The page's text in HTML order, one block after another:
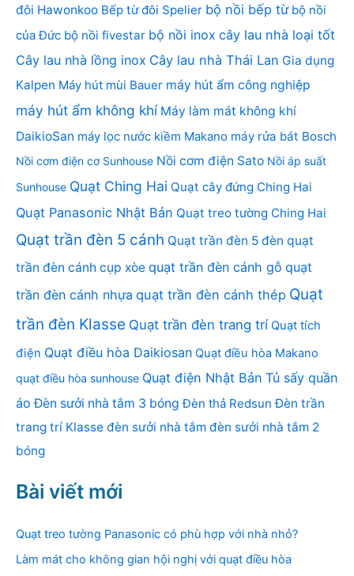
đôi Hawonkoo Bếp từ đôi Spelier bộ nồi bếp từ bộ nồi
của Đức bộ nồi fivestar bộ nồi inox cây lau nhà loại tốt
Cây lau nhà lồng inox Cây lau nhà Thái Lan Gia dụng
Kalpen Máy hút mùi Bauer máy hút ẩm công nghiệp
máy hút ẩm không khí Máy làm mát không khí
DaikioSan máy lọc nước kiềm Makano máy rửa bát Bosch
Nồi cơm điện cơ Sunhouse Nồi cơm điện Sato Nồi áp suất
Sunhouse Quạt Ching Hai Quạt cây đứng Ching Hai
Quạt Panasonic Nhật Bản Quạt treo tường Ching Hai
Quạt trần đèn 5 cánh Quạt trần đèn 5 đèn quạt
trần đèn cánh cụp xòe quạt trần đèn cánh gỗ quạt
trần đèn cánh nhựa quạt trần đèn cánh thép Quạt
trần đèn Klasse Quạt trần đèn trang trí Quạt tích
điện Quạt điều hòa Daikiosan Quạt điều hòa Makano
quạt điều hòa sunhouse Quạt điện Nhật Bản Tủ sấy quần
áo Đèn sưởi nhà tắm 3 bóng Đèn thả Redsun Đèn trần
trang trí Klasse đèn sưởi nhà tắm đèn sưởi nhà tắm 2
bóng
Bài viết mới
Quạt treo tường Panasonic có phù hợp với nhà nhỏ?
Làm mát cho không gian hội nghị với quạt điều hòa